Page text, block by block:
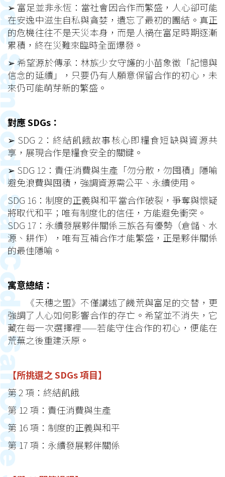
➢ 富足並非永恆：當社會因合作而繁盛，人心卻可能
在安逸中滋生自私與貪婪，遺忘了最初的團結。真正
的危機往往不是天災本身，而是人禍在富足時期逐漸
累積，終在災難來臨時全面爆發。
➢希望源於傳承：林族少女守護的小苗象徵「記憶與
信念的延續」，只要仍有人願意保留合作的初心，未
來仍可能萌芽新的繁盛。
對應 SDGs：
➢ SDG 2：終結飢餓故事核心即糧食短缺與資源共
享，展現合作是糧食安全的關鍵。
➢SDG 12：責任消費與生產「勿分散，勿囤積」隱喻
避免浪費與囤積，強調資源需公平、永續使用。
SDG 16：制度的正義與和平當合作破裂，爭奪與懷疑
將取代和平；唯有制度化的信任，方能避免衝突。
SDG 17：永續發展夥伴關係三族各有優勢（倉儲、水
源、耕作），唯有互補合作才能繁盛，正是夥伴關係
的最佳隱喻。
寓意總結：
《天穗之盟》不僅講述了饑荒與富足的交替，更
強調了人心如何影響合作的存亡。希望並不消失，它
藏在每一次選擇裡——若能守住合作的初心，便能在
荒蕪之後重建沃原。
【所挑選之 SDGs 項目】
第 2 項：終結飢餓
第 12 項：責任消費與生產
第 16 項：制度的正義與和平
第 17 項：永續發展夥伴關係